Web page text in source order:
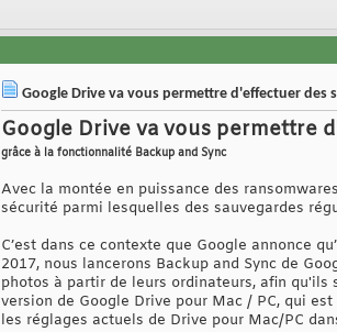
Google Drive va vous permettre d'effectuer des
Google Drive va vous permettre
grâce à la fonctionnalité Backup and Sync
Avec la montée en puissance des
sécurité parmi lesquelles des sauvegardes
C’est dans ce contexte que Google annonce
2017, nous lancerons Backup and Sync de
photos à partir de leurs ordinateurs, afin qu'ils
version de Google Drive pour Mac / PC, qui
les réglages actuels de Drive pour Mac/PC